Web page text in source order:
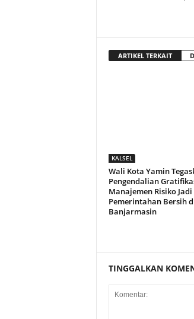
ARTIKEL TERKAIT
KALSEL
Wali Kota Yamin
Pengendalian
Manajemen Risiko
Pemerintahan Bersih
Banjarmasin
TINGGALKAN